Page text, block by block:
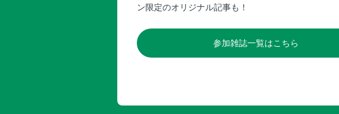
ン限定のオリジナル記事も！
参加雑誌一覧はこちら